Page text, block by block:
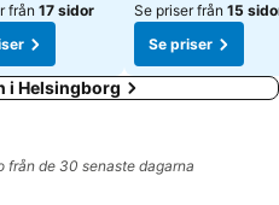
från 17 sidor
Se priser från 15
Se priser
i Helsingborg
från de 30 senaste dagarna